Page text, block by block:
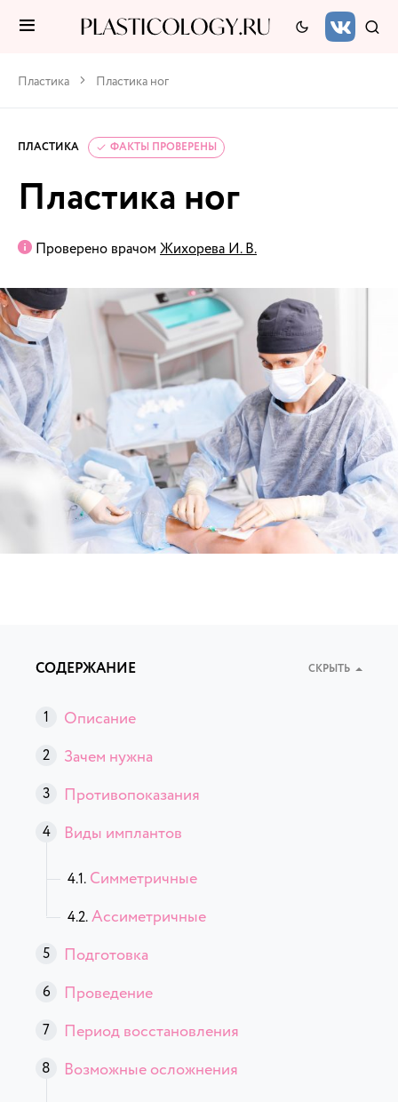
Пластика Пластика ног
ПЛАСТИКА ФАКТЫ ПРОВЕРЕНЫ
Пластика ног
Проверено врачом Жихорева И. В.
СОДЕРЖАНИЕ СКРЫТЬ
Описание
Зачем нужна
Противопоказания
Виды имплантов
Симметричные
Ассиметричные
Подготовка
Проведение
Период восстановления
Возможные осложнения